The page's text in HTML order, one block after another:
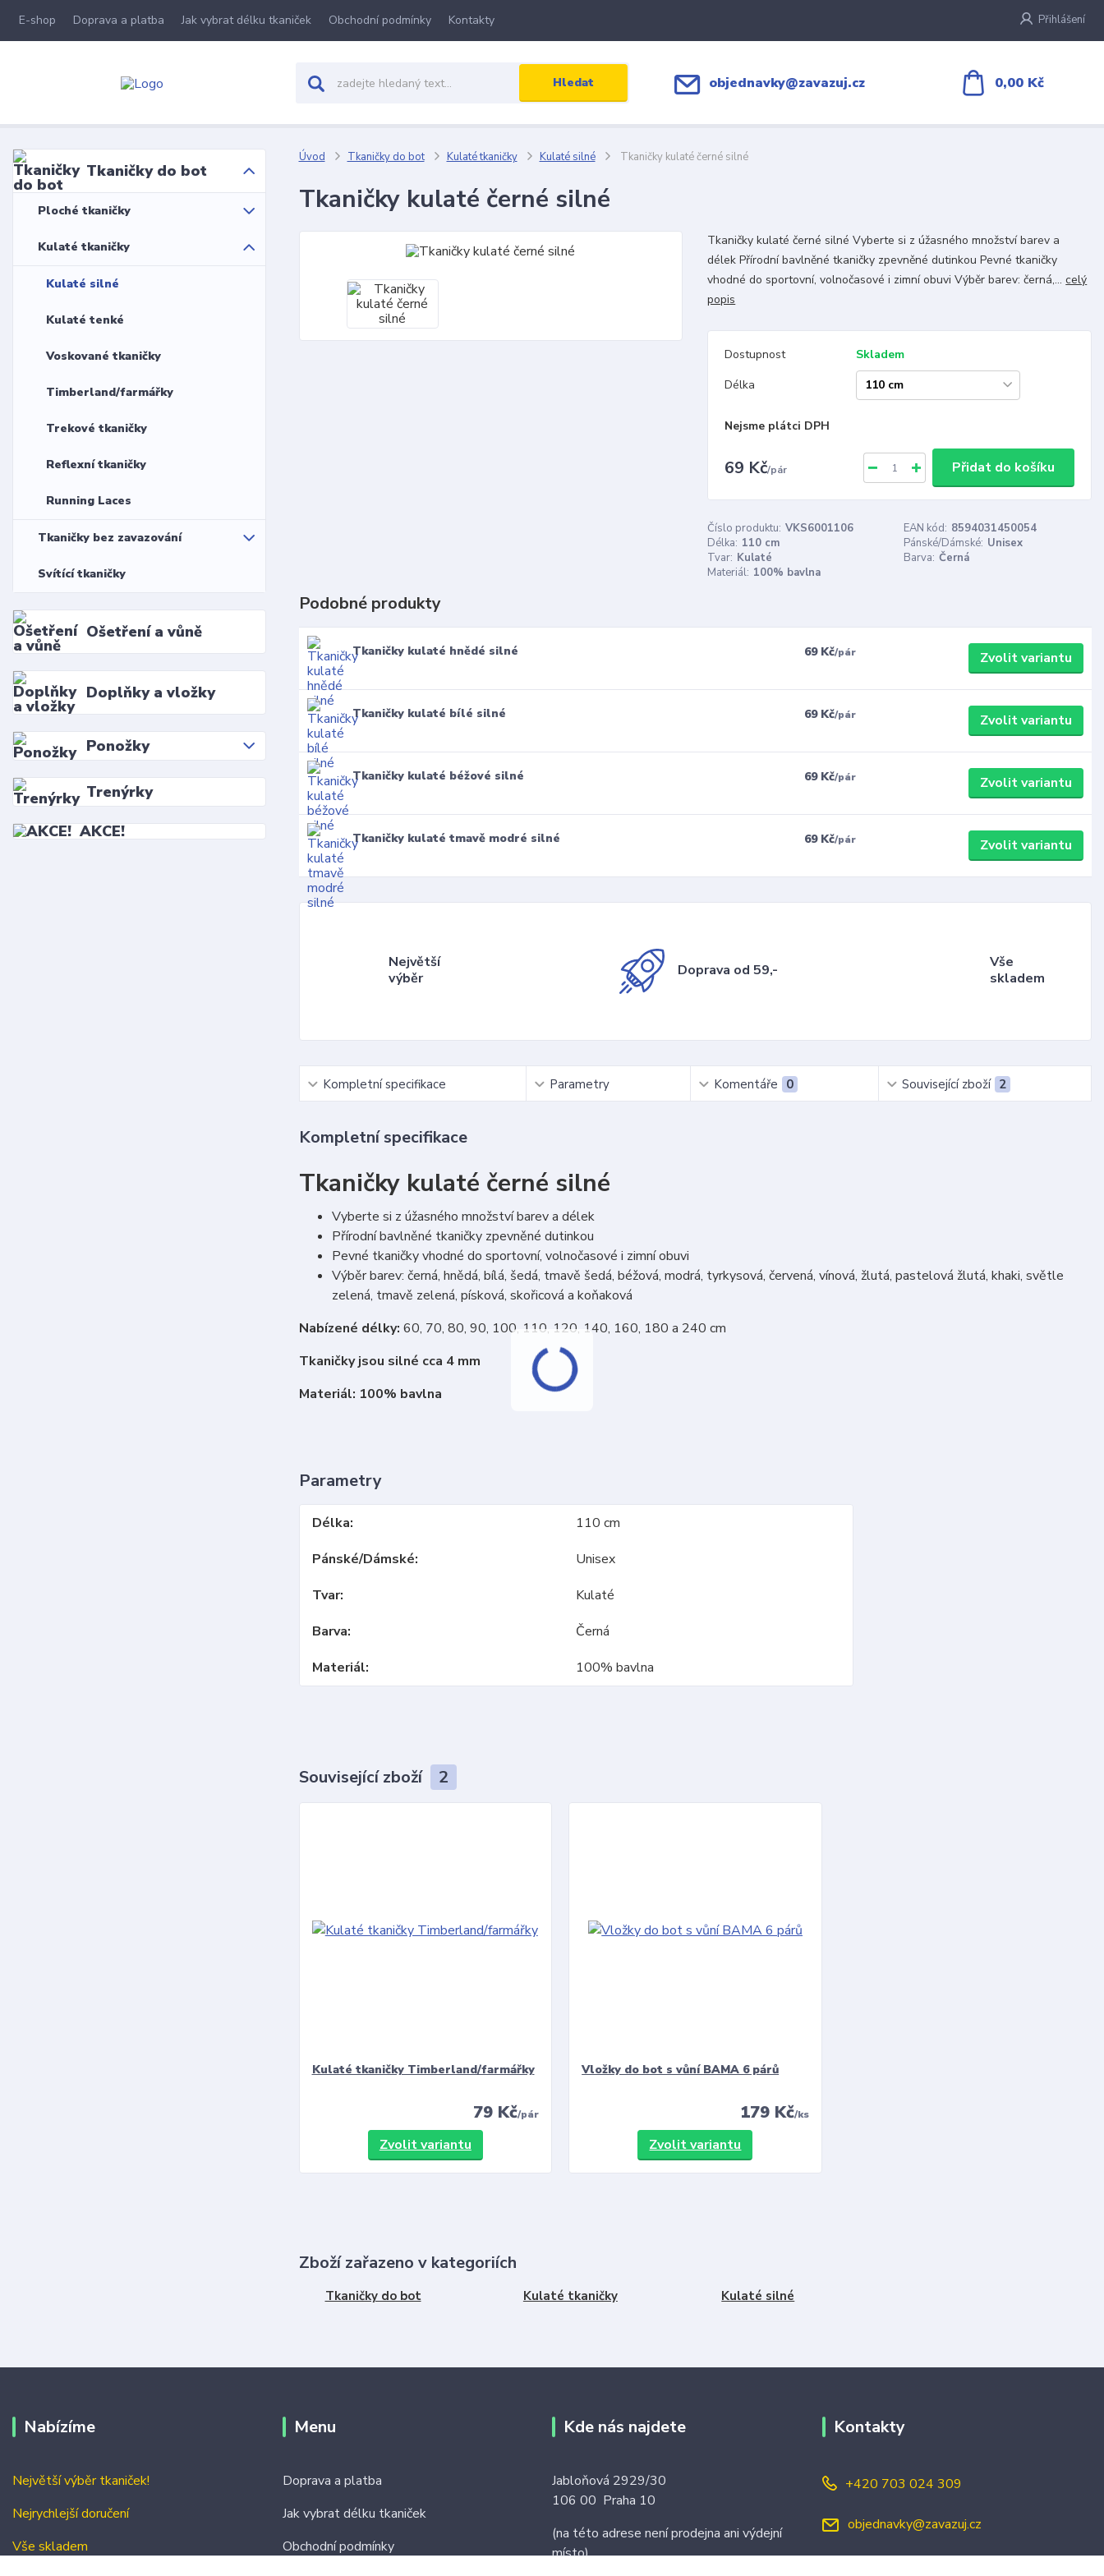
E-shop Doprava a platba Jak vybrat délku tkaniček Obchodní podmínky Kontakty Přihlášení
Hledat objednavky@zavazuj.cz 0,00 Kč
Tkaničky do bot
Ploché tkaničky
Kulaté tkaničky
Kulaté silné
Kulaté tenké
Voskované tkaničky
Timberland/farmářky
Trekové tkaničky
Reflexní tkaničky
Running Laces
Tkaničky bez zavazování
Svítící tkaničky
Ošetření a vůně
Doplňky a vložky
Ponožky
Trenýrky
AKCE!
Úvod Tkaničky do bot Kulaté tkaničky Kulaté silné Tkaničky kulaté černé silné
Tkaničky kulaté černé silné
Tkaničky kulaté černé silné Vyberte si z úžasného množství barev a
délek Přírodní bavlněné tkaničky zpevněné dutinkou Pevné tkaničky
vhodné do sportovní, volnočasové i zimní obuvi Výběr barev: černá,...celý
popis
Dostupnost
Skladem
Délka
Nejsme plátci DPH
69 Kč/pár Přidat do košíku
Číslo produktu: VKS6001106 EAN kód: 8594031450054
Délka: 110 cm Pánské/Dámské: Unisex
Tvar: Kulaté Barva: Černá
Materiál: 100% bavlna
Podobné produkty
Tkaničky kulaté hnědé silné 69 Kč/pár Zvolit variantu
Tkaničky kulaté bílé silné 69 Kč/pár Zvolit variantu
Tkaničky kulaté béžové silné 69 Kč/pár Zvolit variantu
Tkaničky kulaté tmavě modré silné 69 Kč/pár Zvolit variantu
Největší
výběr
Doprava od 59,-
Vše
skladem
Kompletní specifikace Parametry Komentáře 0 Související zboží 2
Kompletní specifikace
Tkaničky kulaté černé silné
Vyberte si z úžasného množství barev a délek
Přírodní bavlněné tkaničky zpevněné dutinkou
Pevné tkaničky vhodné do sportovní, volnočasové i zimní obuvi
Výběr barev: černá, hnědá, bílá, šedá, tmavě šedá, béžová, modrá, tyrkysová, červená, vínová, žlutá, pastelová žlutá, khaki, světle
zelená, tmavě zelená, písková, skořicová a koňaková
Nabízené délky: 60, 70, 80, 90, 100, 110, 120, 140, 160, 180 a 240 cm
Tkaničky jsou silné cca 4 mm
Materiál: 100% bavlna
Parametry
Délka
110 cm
Pánské/Dámské
Unisex
Tvar
Kulaté
Barva
Černá
Materiál
100% bavlna
Související zboží 2
Kulaté tkaničky Timberland/farmářky
79 Kč/pár
Zvolit variantu
Vložky do bot s vůní BAMA 6 párů
179 Kč/ks
Zvolit variantu
Zboží zařazeno v kategoriích
Tkaničky do bot Kulaté tkaničky Kulaté silné
Nabízíme
Největší výběr tkaniček!
Nejrychlejší doručení
Vše skladem
Menu
Doprava a platba
Jak vybrat délku tkaniček
Obchodní podmínky
Kde nás najdete
Jabloňová 2929/30
106 00 Praha 10
(na této adrese není prodejna ani výdejní
místo)
Kontakty
+420 703 024 309
objednavky@zavazuj.cz